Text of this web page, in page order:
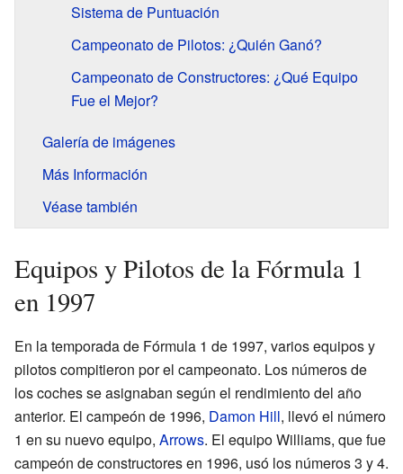
Sistema de Puntuación
Campeonato de Pilotos: ¿Quién Ganó?
Campeonato de Constructores: ¿Qué Equipo
Fue el Mejor?
Galería de imágenes
Más Información
Véase también
Equipos y Pilotos de la Fórmula 1
en 1997
En la temporada de Fórmula 1 de 1997, varios equipos y
pilotos compitieron por el campeonato. Los números de
los coches se asignaban según el rendimiento del año
anterior. El campeón de 1996, Damon Hill, llevó el número
1 en su nuevo equipo, Arrows. El equipo Williams, que fue
campeón de constructores en 1996, usó los números 3 y 4.